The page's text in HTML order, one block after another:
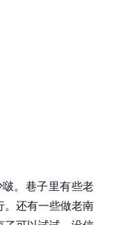
。巷子里有些老
。还有一些做老南